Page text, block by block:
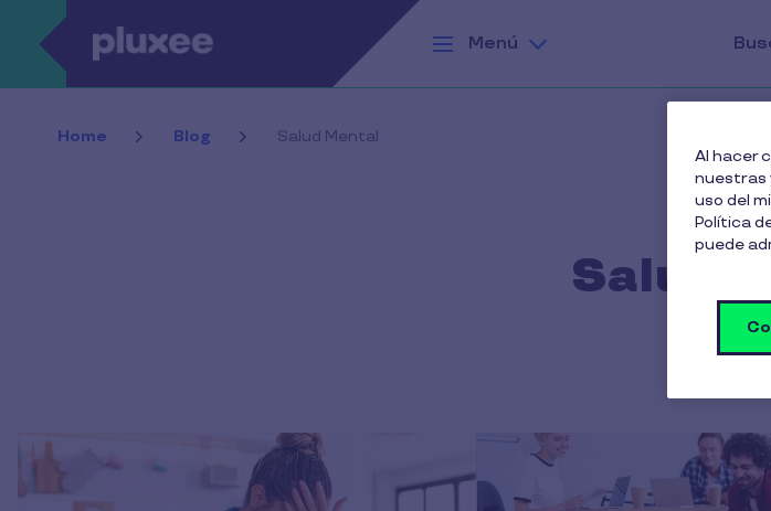
Pasar al contenido principal
Menú
Home Blog Salud Mental
Salud
Al hacer
nuestras
uso del
Política
puede